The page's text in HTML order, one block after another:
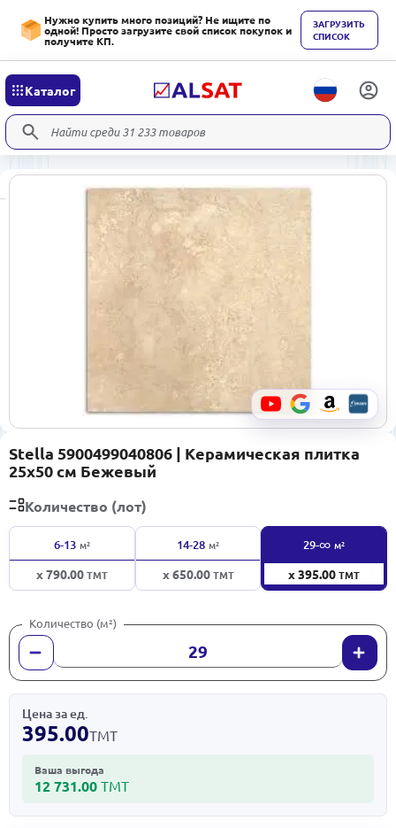
Нужно купить много позиций? Не ищите по
одной! Просто загрузите свой список покупок и
получите КП.
ЗАГРУЗИТЬ
СПИСОК
Каталог
Stella 5900499040806 | Керамическая плитка
25x50 см Бежевый
Количество (лот)
6-13 м²
x 790.00ТМТ
14-28 м²
x 650.00ТМТ
29-∞ м²
x 395.00ТМТ
Количество (м²)
Цена за ед.
395.00ТМТ
Ваша выгода
12 731.00 ТМТ